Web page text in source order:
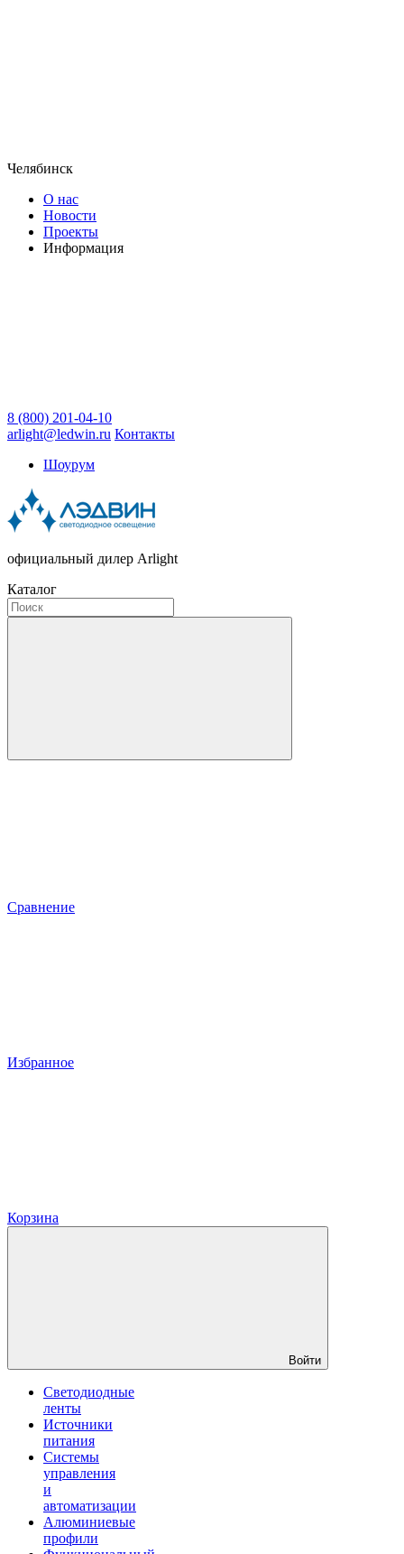
Челябинск
О нас
Новости
Проекты
Информация
8 (800) 201-04-10
arlight@ledwin.ru Контакты
Шоурум
официальный дилер Arlight
Каталог
Сравнение
Избранное
Корзина
Войти
Светодиодные
ленты
Источники
питания
Системы
управления
и
автоматизации
Алюминиевые
профили